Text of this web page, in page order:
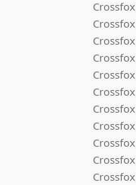
Crossfox
Crossfox
Crossfox
Crossfox
Crossfox
Crossfox
Crossfox
Crossfox
Crossfox
Crossfox
Crossfox